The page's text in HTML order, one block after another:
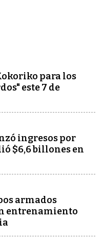
para los
este 7 de
ingresos por
$6,6 billones en
armados
entrenamiento